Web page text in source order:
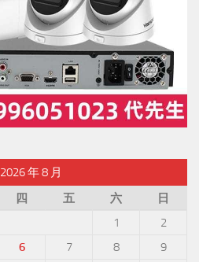
2026 年 8 月
四 五 六
日
1
2
6 7 8
9